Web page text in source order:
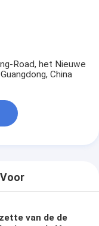
Road, het Nieuwe
China
van de de